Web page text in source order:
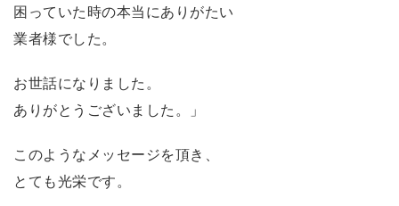
困っていた時の本当にありがたい
業者様でした。
お世話になりました。
ありがとうございました。」
このようなメッセージを頂き、
とても光栄です。